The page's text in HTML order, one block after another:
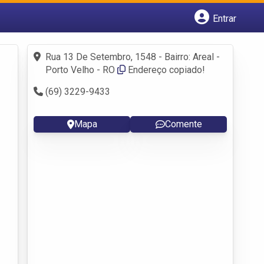
Entrar
Fazer login
Criar conta
Rua 13 De Setembro, 1548 - Bairro: Areal -
Porto Velho - RO
Endereço copiado!
(69) 3229-9433
Mapa Comente